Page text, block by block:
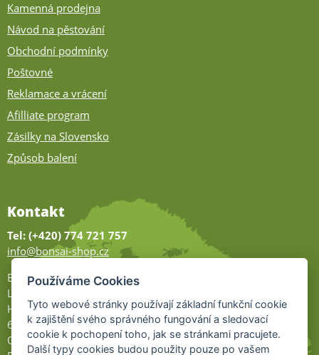
Kamenná prodejna
Návod na pěstování
Obchodní podmínky
Poštovné
Reklamace a vrácení
Afilliate program
Zásilky na Slovensko
Způsob balení
Kontakt
Tel: (+420) 774 721 757
info@bonsai-shop.cz
Bonsai-shop
Legionářů 2
Hodonín
695 01
Otevřeno:
Používáme Cookies
Tyto webové stránky používají základní funkční cookie
k zajištění svého správného fungování a sledovací
cookie k pochopení toho, jak se stránkami pracujete.
Další typy cookies budou použity pouze po vašem